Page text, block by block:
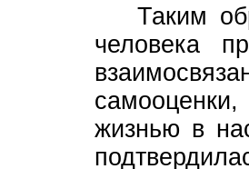
Таким
человека
жизнью в